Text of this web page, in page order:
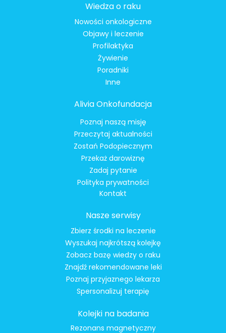
Wiedza o raku
Nowości onkologiczne
Objawy i leczenie
Profilaktyka
Żywienie
Poradniki
Inne
Alivia Onkofundacja
Poznaj naszą misję
Przeczytaj aktualności
Zostań Podopiecznym
Przekaż darowiznę
Zadaj pytanie
Polityka prywatności
Kontakt
Nasze serwisy
Zbierz środki na leczenie
Wyszukaj najkrótszą kolejkę
Zobacz bazę wiedzy o raku
Znajdź rekomendowane leki
Poznaj przyjaznego lekarza
Spersonalizuj terapię
Kolejki na badania
Rezonans magnetyczny